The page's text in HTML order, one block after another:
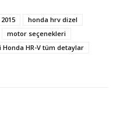
honda hrv dizel
motor seçenekleri
Honda HR-V tüm detaylar